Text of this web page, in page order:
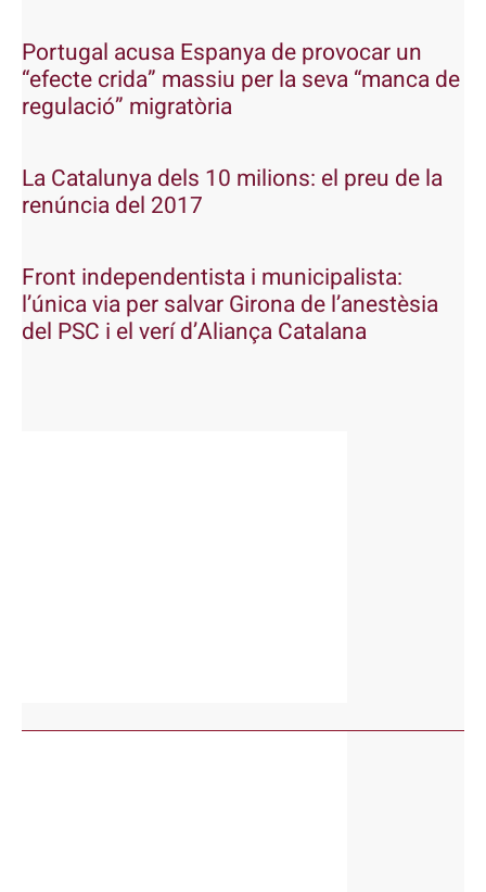
Portugal acusa Espanya de provocar un
“efecte crida” massiu per la seva “manca de
regulació” migratòria
La Catalunya dels 10 milions: el preu de la
renúncia del 2017
Front independentista i municipalista:
l’única via per salvar Girona de l’anestèsia
del PSC i el verí d’Aliança Catalana